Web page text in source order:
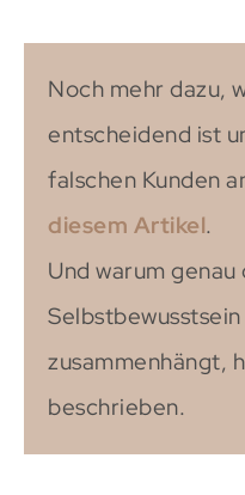
Noch mehr dazu,
entscheidend ist
falschen Kunden
diesem Artikel.
Und warum
zusammenhängt,
beschrieben.